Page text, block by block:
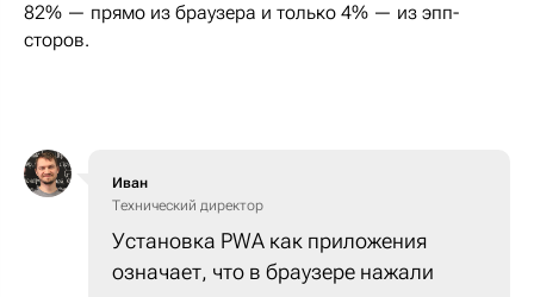
82% — прямо из браузера и только 4% — из эпп-
сторов.
Иван
Технический директор
Установка PWA как приложения
означает, что в браузере нажали